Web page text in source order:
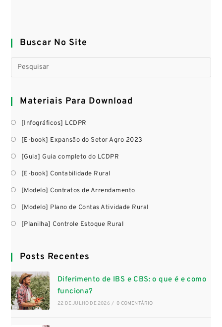
Buscar No Site
Materiais Para Download
[Infográficos] LCDPR
[E-book] Expansão do Setor Agro 2023
[Guia] Guia completo do LCDPR
[E-book] Contabilidade Rural
[Modelo] Contratos de Arrendamento
[Modelo] Plano de Contas Atividade Rural
[Planilha] Controle Estoque Rural
Posts Recentes
Diferimento de IBS e CBS: o que é e como
funciona?
22 DE JULHO DE 2026 / 0 COMENTÁRIO